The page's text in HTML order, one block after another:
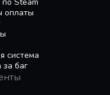
threat and other
decisions shape
оплаты
система
за баг